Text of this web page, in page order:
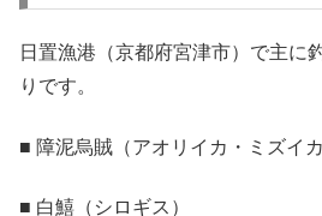
日置漁港（京都府宮津市）で主に
りです。
■ 障泥烏賊（アオリイカ・ミズイカ
■ 白鱚（シロギス）